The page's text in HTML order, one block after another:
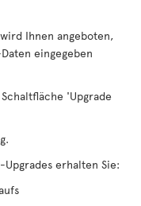
Ihnen angeboten,
eingegeben
'Upgrade
erhalten Sie: